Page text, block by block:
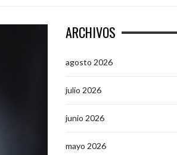
ARCHIVOS
agosto 2026
julio 2026
junio 2026
mayo 2026